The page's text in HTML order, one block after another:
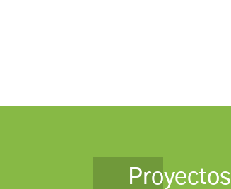
Proyectos